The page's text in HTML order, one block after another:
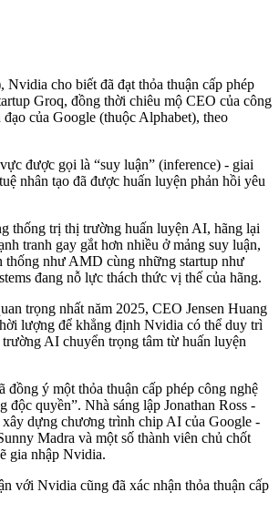
cho biết đã đạt thỏa thuận cấp phép
Groq, đồng thời chiêu mộ CEO của công
của Google (thuộc Alphabet), theo
được gọi là “suy luận” (inference) - giai
nhân tạo đã được huấn luyện phản hồi yêu
thống trị thị trường huấn luyện AI, hãng lại
tranh gay gắt hơn nhiều ở mảng suy luận,
thống như AMD cùng những startup như
đang nỗ lực thách thức vị thế của hãng.
trọng nhất năm 2025, CEO Jensen Huang
lượng để khẳng định Nvidia có thể duy trì
AI chuyển trọng tâm từ huấn luyện
đồng ý một thỏa thuận cấp phép công nghệ
độc quyền”. Nhà sáng lập Jonathan Ross -
dựng chương trình chip AI của Google -
Madra và một số thành viên chủ chốt
gia nhập Nvidia.
với Nvidia cũng đã xác nhận thỏa thuận cấp